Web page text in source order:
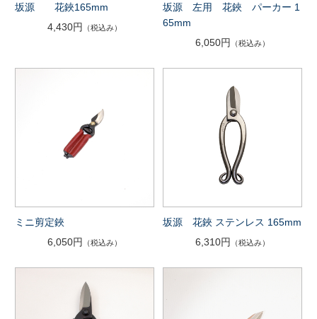
坂源 花鋏165mm
4,430円
（税込み）
坂源 左用 花鋏 パーカー 1
65mm
6,050円
（税込み）
ミニ剪定鋏
6,050円
（税込み）
坂源 花鋏 ステンレス 165mm
6,310円
（税込み）